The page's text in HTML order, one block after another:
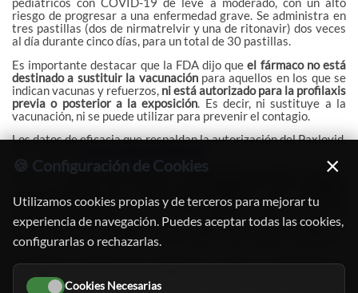
pediátricos con COVID-19 de leve a moderado, con un alto
riesgo de progresar a una enfermedad grave. Se administra en
tres pastillas (dos de nirmatrelvir y una de ritonavir) dos veces
al día durante cinco días, para un total de 30 pastillas.
Es importante destacar que la FDA dijo queel fármaco no está
destinado a sustituir la vacunaciónpara aquellos en los que se
indican vacunas y refuerzos, ni está autorizado para la profilaxis
previa o posterior a la exposición. Es decir, ni sustituye a la
vacunación, ni se puede utilizar para prevenir el contagio.
Los datos de eficacia que respaldan la autorización del Paxlovid,
Entre lossujetos del estudio se encontraban pacientes adultos
enfermedad grave o personas mayores de 60 años
preestablecidas. Ninguno de los pacientes había recibido la
vacuna contra la COVID-19, ni se había infectado previamente.
El objetivo principal del estudio fue evaluar la proporción de
personas que fueron hospitalizadas por COVID-19 o que
fallecieron por cualquier causa durante los 28 días de
🍪 Configuración de Cookies ×
Utilizamos cookies propias y de terceros para mejorar tu
experiencia de navegación. Puedes aceptar todas las cookies,
configurarlas o rechazarlas.
Cookies Necesarias